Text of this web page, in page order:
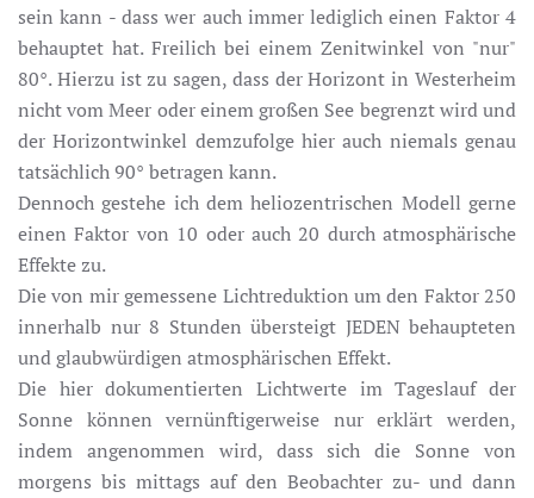
sein kann - dass wer auch immer lediglich einen Faktor 4
behauptet hat. Freilich bei einem Zenitwinkel von "nur"
80°. Hierzu ist zu sagen, dass der Horizont in Westerheim
nicht vom Meer oder einem großen See begrenzt wird und
der Horizontwinkel demzufolge hier auch niemals genau
tatsächlich 90° betragen kann.
Dennoch gestehe ich dem heliozentrischen Modell gerne
einen Faktor von 10 oder auch 20 durch atmosphärische
Effekte zu.
Die von mir gemessene Lichtreduktion um den Faktor 250
innerhalb nur 8 Stunden übersteigt JEDEN behaupteten
und glaubwürdigen atmosphärischen Effekt.
Die hier dokumentierten Lichtwerte im Tageslauf der
Sonne können vernünftigerweise nur erklärt werden,
indem angenommen wird, dass sich die Sonne von
morgens bis mittags auf den Beobachter zu- und dann